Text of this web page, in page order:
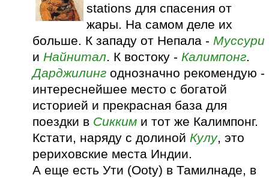
stations для спасения от
жары. На самом деле их
больше. К западу от Непала -Муссури
иНайнитал. К востоку -Калимпонг.
Дарджилинг однозначно рекомендую -
интереснейшее место с богатой
историей и прекрасная база для
поездки в Сикким и тот же Калимпонг.
Кстати, наряду с долинойКулу, это
рериховские места Индии.
А еще есть Ути (Ooty) в Тамилнаде, в